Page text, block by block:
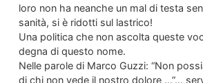
loro non ha neanche un mal di testa
sanità, si è ridotti sul lastrico!
Una politica che non ascolta queste
degna di questo nome.
Nelle parole di Marco Guzzi: “Non
di chi non vede il nostro dolore …”…